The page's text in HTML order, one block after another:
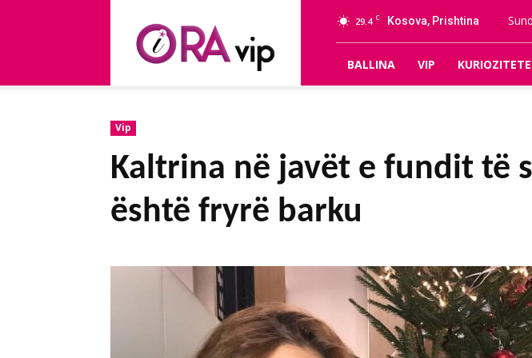
29.4 C Kosova, Prishtina
BALLINA VIP KURIOZITETE
Vip
Kaltrina në javët e fundit të
është fryrë barku